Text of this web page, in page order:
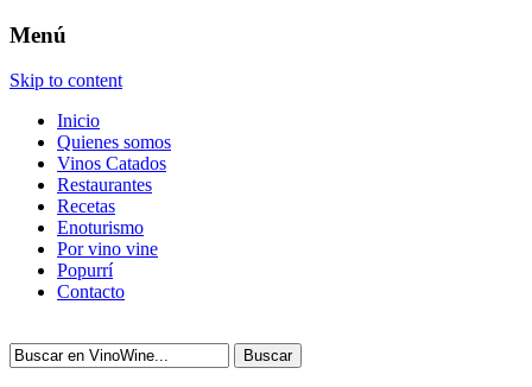
Menú
Skip to content
Inicio
Quienes somos
Vinos Catados
Restaurantes
Recetas
Enoturismo
Por vino vine
Popurrí
Contacto
Buscar